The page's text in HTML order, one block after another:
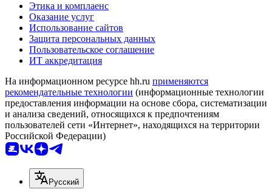
Этика и комплаенс
Оказание услуг
Использование сайтов
Защита персональных данных
Пользовательское соглашение
ИТ аккредитация
На информационном ресурсе hh.ru применяются
рекомендательные технологии (информационные технологии
предоставления информации на основе сбора, систематизации
и анализа сведений, относящихся к предпочтениям
пользователей сети «Интернет», находящихся на территории
Российской Федерации)
Русский